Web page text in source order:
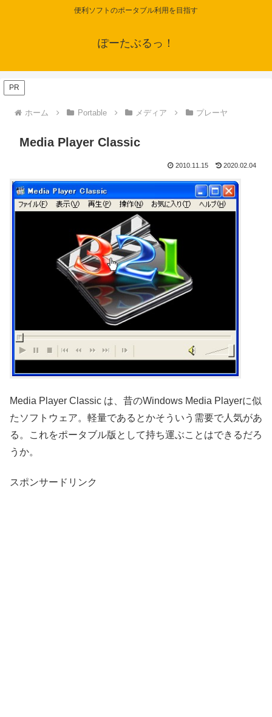
便利ソフトのポータブル利用を目指す
ぽーたぶるっ！
PR
ホーム Portable メディア プレーヤ
Media Player Classic
2010.11.15 2020.02.04
Media Player Classic は、昔のWindows Media Playerに似
たソフトウェア。軽量であるとかそういう需要で人気があ
る。これをポータブル版として持ち運ぶことはできるだろ
うか。
スポンサードリンク